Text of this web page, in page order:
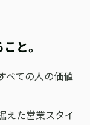
と。
べての人の価値
えた営業スタイ